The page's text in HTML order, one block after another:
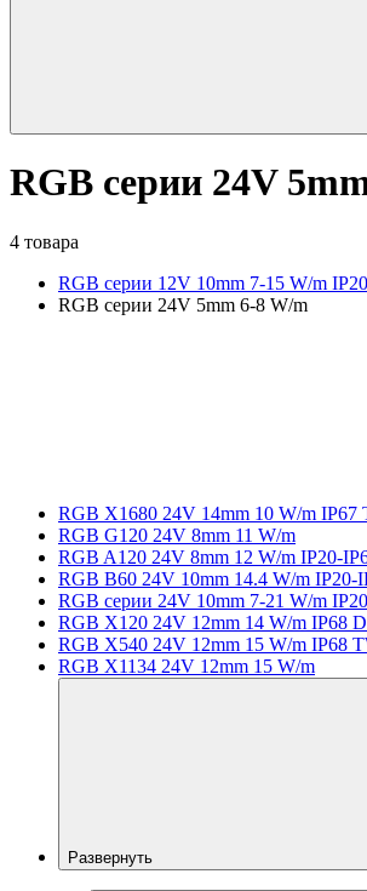
RGB серии 24V
4 товара
RGB серии 12V 10mm 7-15 W/m
RGB серии 24V 5mm 6-8 W/m
RGB X1680 24V 14mm 10 W/m IP67
RGB G120 24V 8mm 11 W/m
RGB A120 24V 8mm 12 W/m IP20-
RGB B60 24V 10mm 14.4 W/m IP20-
RGB серии 24V 10mm 7-21 W/m
RGB X120 24V 12mm 14 W/m IP68
RGB X540 24V 12mm 15 W/m IP68
RGB X1134 24V 12mm 15 W/m
Развернуть